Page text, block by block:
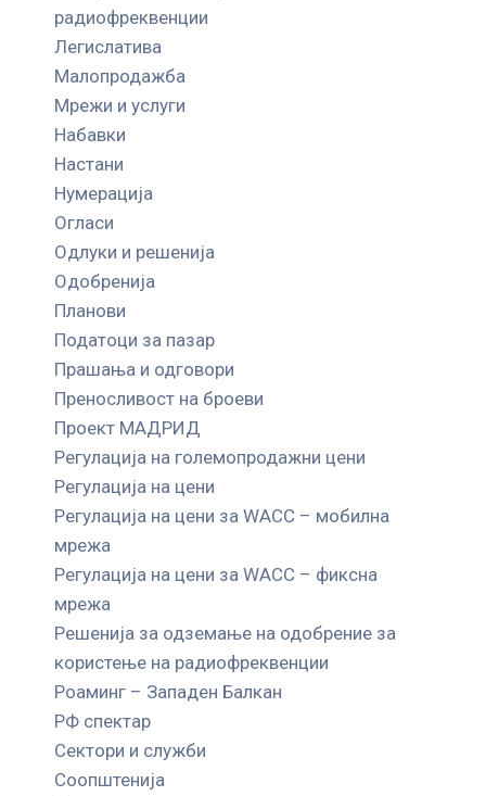
радиофреквенции
Легислатива
Малопродажба
Мрежи и услуги
Набавки
Настани
Нумерација
Огласи
Одлуки и решенија
Одобренија
Планови
Податоци за пазар
Прашања и одговори
Преносливост на броеви
Проект МАДРИД
Регулација на големопродажни цени
Регулација на цени
Регулација на цени за WACC – мобилна
мрежа
Регулација на цени за WACC – фиксна
мрежа
Решенија за одземање на одобрение за
користење на радиофреквенции
Роаминг – Западен Балкан
РФ спектар
Сектори и служби
Соопштенија